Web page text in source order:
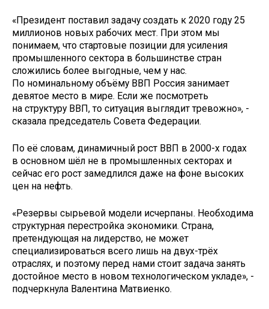
«Президент поставил задачу создать к 2020 году 25
миллионов новых рабочих мест. При этом мы
понимаем, что стартовые позиции для усиления
промышленного сектора в большинстве стран
сложились более выгодные, чем у нас.
По номинальному объёму ВВП Россия занимает
девятое место в мире. Если же посмотреть
на структуру ВВП, то ситуация выглядит тревожно», -
сказала председатель Совета Федерации.
По её словам, динамичный рост ВВП в 2000-х годах
в основном шёл не в промышленных секторах и
сейчас его рост замедлился даже на фоне высоких
цен на нефть.
«Резервы сырьевой модели исчерпаны. Необходима
структурная перестройка экономики. Страна,
претендующая на лидерство, не может
специализироваться всего лишь на двух-трёх
отраслях, и поэтому перед нами стоит задача занять
достойное место в новом технологическом укладе», -
подчеркнула Валентина Матвиенко.